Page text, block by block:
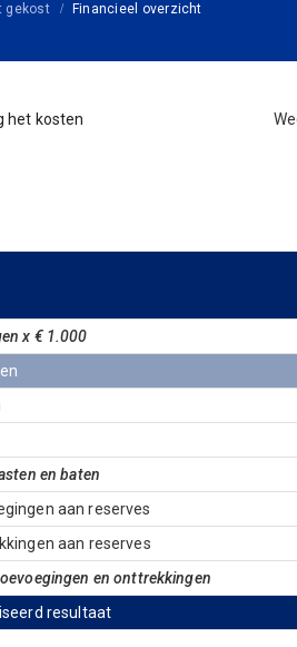
gekost Financieel overzicht
het kosten
x € 1.000
en baten
aan reserves
aan reserves
en onttrekkingen
resultaat